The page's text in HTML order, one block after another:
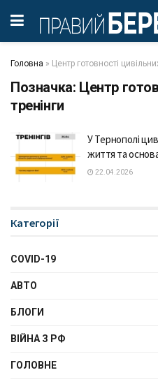
Головна » Центр готовності
Позначка: Центр
тренінги
У Тернополі
життя та
22.04.2026
Категорії
COVID-19
АВТО
БЛОГИ
ВІЙНА З РФ
ГОЛОВНЕ